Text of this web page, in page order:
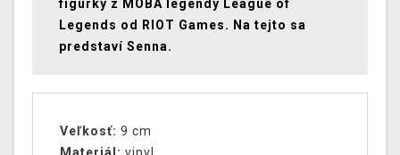
figúrky z MOBA legendy League of
Legends od RIOT Games. Na tejto sa
predstaví Senna.
Veľkosť: 9 cm